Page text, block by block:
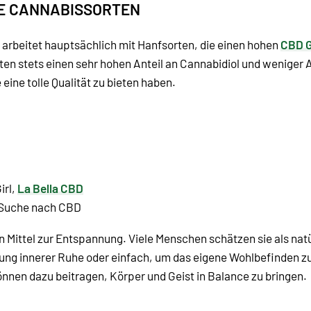
CANNABISSORTEN
hauptsächlich mit Hanfsorten, die einen hohen CBD
stets einen sehr hohen Anteil an Cannabidiol und
tolle Qualität zu bieten haben.
La Bella CBD
nach CBD
Mittel zur Entspannung. Viele Menschen schätzen sie als
innerer Ruhe oder einfach, um das eigene Wohlbefinden
dazu beitragen, Körper und Geist in Balance zu bringen.